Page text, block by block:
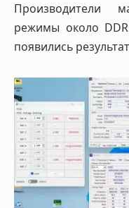
Производители
режимы около
появились